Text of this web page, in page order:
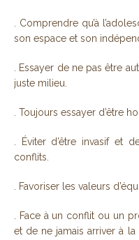
. Comprendre qu’à
son espace et son
. Essayer de ne pas être
juste milieu.
. Toujours essayer d’être
. Éviter d’être invasif et
conflits.
. Favoriser les valeurs
. Face à un conflit ou un
et de ne jamais arriver à la